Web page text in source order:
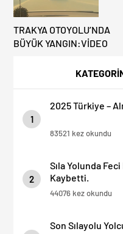
1
2025 Türkiye –
83521 kez okundu
2
Sıla Yolunda
Kaybetti.
44076 kez okundu
Son Sılayolu
TRAKYA OTOYOLU’NDA
BÜYÜK YANGIN:VİDEO